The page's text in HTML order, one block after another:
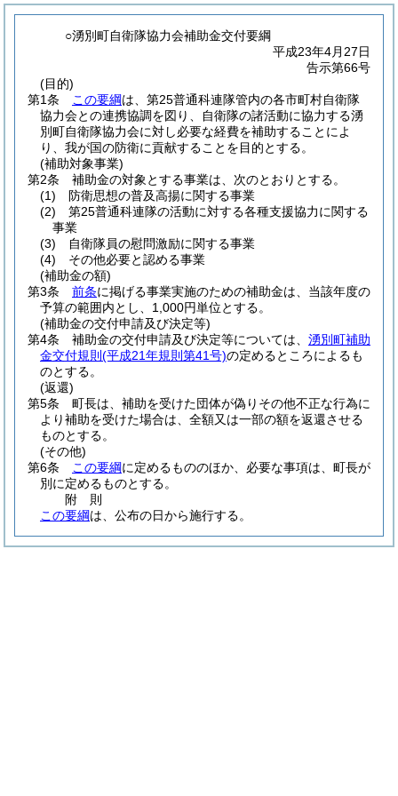
○湧別町自衛隊協力会補助金交付要綱
平成23年4月27日
告示第66号
(目的)
第1条
この要綱は、第25普通科連隊管内の各市町村自衛隊
協力会との連携協調を図り、自衛隊の諸活動に協力する湧
別町自衛隊協力会に対し必要な経費を補助することによ
り、我が国の防衛に貢献することを目的とする。
(補助対象事業)
第2条
補助金の対象とする事業は、次のとおりとする。
(1)
防衛思想の普及高揚に関する事業
(2)
第25普通科連隊の活動に対する各種支援協力に関する
事業
(3)
自衛隊員の慰問激励に関する事業
(4)
その他必要と認める事業
(補助金の額)
第3条
前条に掲げる事業実施のための補助金は、当該年度の
予算の範囲内とし、1,000円単位とする。
(補助金の交付申請及び決定等)
第4条
補助金の交付申請及び決定等については、 湧別町補助
金交付規則 (平成21年規則第41号)の定めるところによるも
のとする。
(返還)
第5条
町長は、補助を受けた団体が偽りその他不正な行為に
より補助を受けた場合は、全額又は一部の額を返還させる
ものとする。
(その他)
第6条
この要綱に定めるもののほか、必要な事項は、町長が
別に定めるものとする。
附 則
この要綱は、公布の日から施行する。